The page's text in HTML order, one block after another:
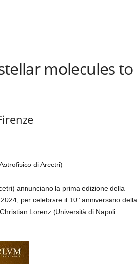
molecules to
di Arcetri)
annunciano la prima edizione della
per celebrare il 10° anniversario della
Lorenz (Università di Napoli